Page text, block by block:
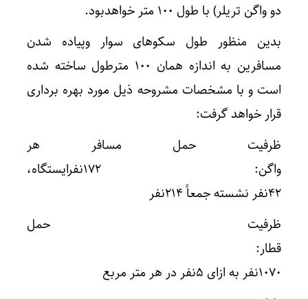
دو واگن تریلر) با طول ۱۰۰ متر خواهدبود.
بدین منظور طول سکوهای سوار وپیاده شدن
مسافرین به اندازه همان ۱۰۰ مترطول ساخته شده
است و با مشخصات مشروحه ذیل مورد بهره برداری
قرار خواهد گرفت:
ظرفیت حمل مسافر هر
واگن: ۱۷۲نفرایستگاه،
۴۲نفر نشسته جمعاً ۲۱۴نفر
ظرفیت حمل
قطار:
۱۰۷۰نفر به ازای ۵نفر در هر متر مربع